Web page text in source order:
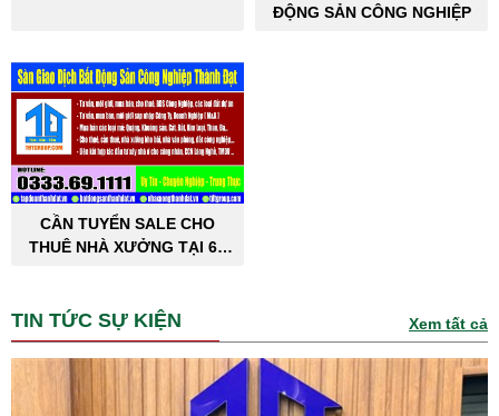
ĐỘNG SẢN CÔNG NGHIỆP
CẦN TUYỂN SALE CHO
THUÊ NHÀ XƯỞNG TẠI 63
TIN TỨC SỰ KIỆN Xem tất cả